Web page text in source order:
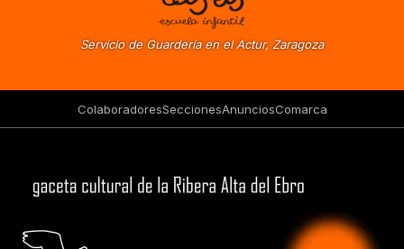
Servicio de Guardería en el Actur, Zaragoza
ColaboradoresSeccionesAnunciosComarca